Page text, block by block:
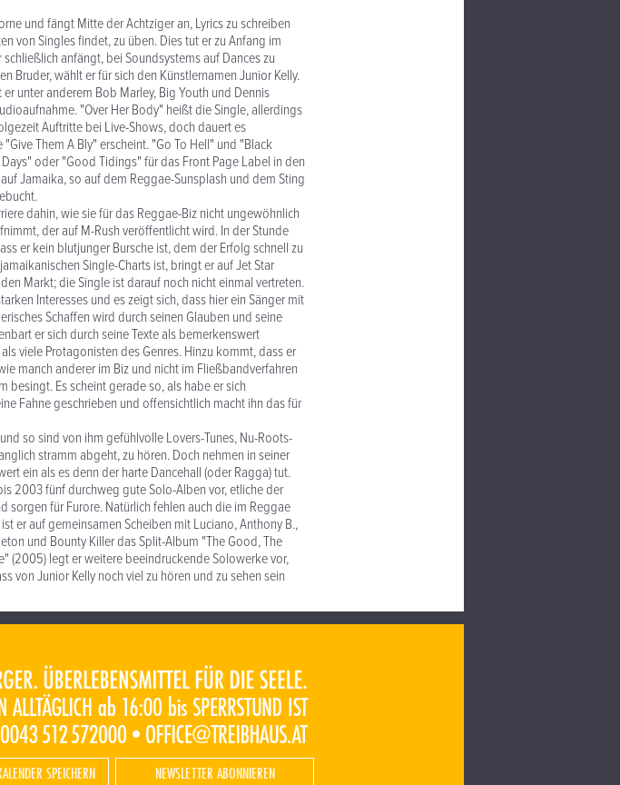
und fängt Mitte der Achtziger an, Lyrics zu schreiben
von Singles findet, zu üben. Dies tut er zu Anfang im
anfängt, bei Soundsystems auf Dances zu
Bruder, wählt er für sich den Künstlernamen Junior Kelly.
unter anderem Bob Marley, Big Youth und Dennis
"Over Her Body" heißt die Single, allerdings
Auftritte bei Live-Shows, doch dauert es
Them A Bly" erscheint. "Go To Hell" und "Black
oder "Good Tidings" für das Front Page Label in den
Jamaika, so auf dem Reggae-Sunsplash und dem Sting
dahin, wie sie für das Reggae-Biz nicht ungewöhnlich
der auf M-Rush veröffentlicht wird. In der Stunde
er kein blutjunger Bursche ist, dem der Erfolg schnell zu
Single-Charts ist, bringt er auf Jet Star
Markt; die Single ist darauf noch nicht einmal vertreten.
Interesses und es zeigt sich, dass hier ein Sänger mit
Schaffen wird durch seinen Glauben und seine
er sich durch seine Texte als bemerkenswert
viele Protagonisten des Genres. Hinzu kommt, dass er
manch anderer im Biz und nicht im Fließbandverfahren
Es scheint gerade so, als habe er sich
Fahne geschrieben und offensichtlich macht ihn das für
so sind von ihm gefühlvolle Lovers-Tunes, Nu-Roots-
stramm abgeht, zu hören. Doch nehmen in seiner
ein als es denn der harte Dancehall (oder Ragga) tut.
2003 fünf durchweg gute Solo-Alben vor, etliche der
sorgen für Furore. Natürlich fehlen auch die im Reggae
er auf gemeinsamen Scheiben mit Luciano, Anthony B.,
und Bounty Killer das Split-Album "The Good, The
(2005) legt er weitere beeindruckende Solowerke vor,
von Junior Kelly noch viel zu hören und zu sehen sein
SPEICHERN NEWSLETTER ABONNIEREN